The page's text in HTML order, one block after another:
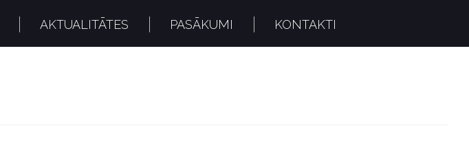
AKTUALITĀTES PASĀKUMI KONTAKTI